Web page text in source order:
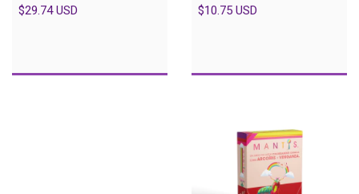
$29.74 USD $10.75 USD